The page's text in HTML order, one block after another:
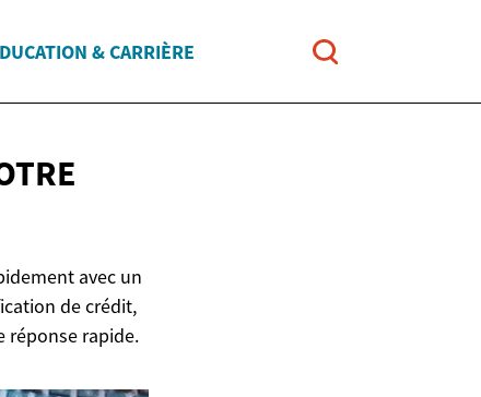
& CARRIÈRE
avec un
de crédit,
réponse rapide.